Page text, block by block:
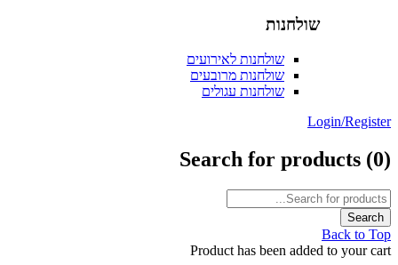
שולחנות
שולחנות לאירועים
שולחנות מרובעים
שולחנות עגולים
Login/
Search for
Back
Product has been added to